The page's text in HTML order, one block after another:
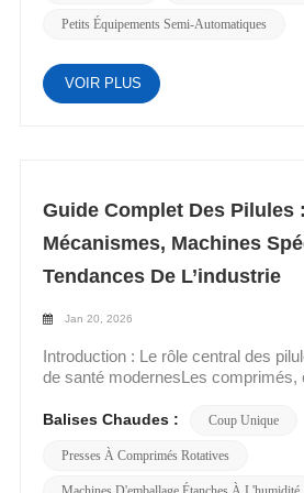
Petits Équipements Semi-Automatiques
VOIR PLUS
Guide Complet Des Pilules
Mécanismes, Machines
Tendances De L’industrie
Jan 20, 2026
Introduction : Le rôle central des
de santé modernesLes comprimés,
représententplus de 70%de toutes
l'Organisation mondiale de la santé),
élément indispensable des
Balises Chaudes : Coup Unique
Presses À Comprimés Rotatives